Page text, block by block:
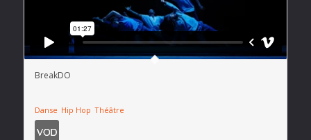
BreakDO
Danse Hip Hop Théâtre